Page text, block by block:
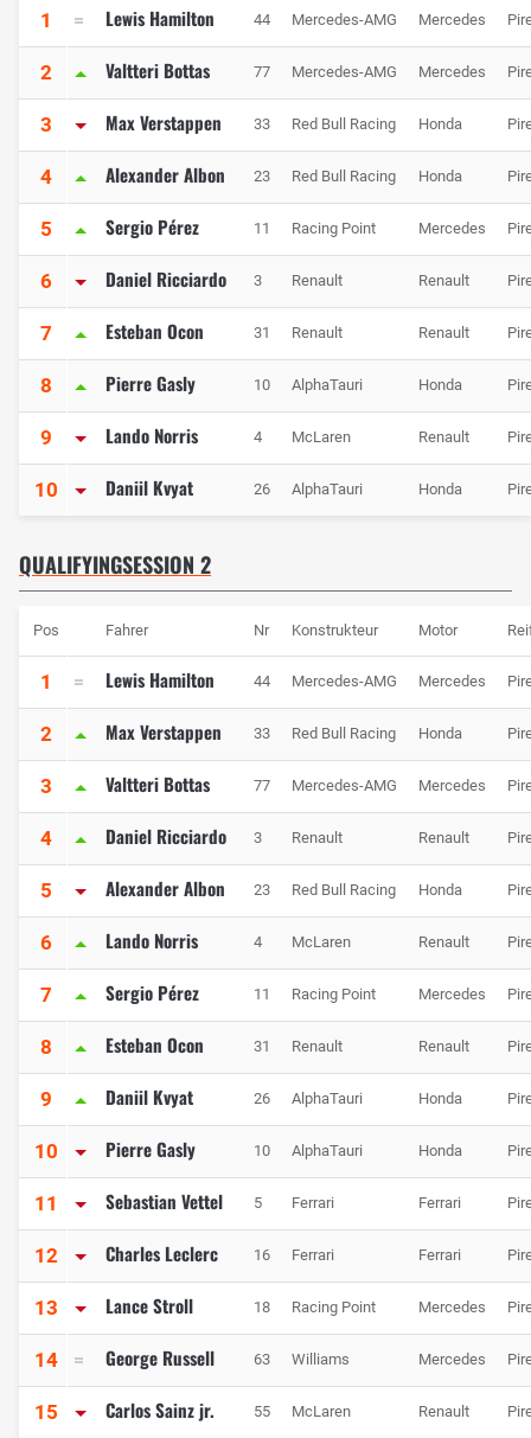
1 Lewis Hamilton 44 Mercedes-AMG Mercedes
2 Valtteri Bottas 77 Mercedes-AMG Mercedes
3 Max Verstappen 33 Red Bull Racing Honda
4 Alexander Albon 23 Red Bull Racing Honda
5 Sergio Pérez 11 Racing Point Mercedes
6 Daniel Ricciardo 3 Renault Renault
7 Esteban Ocon 31 Renault Renault
8 Pierre Gasly 10 AlphaTauri Honda
9 Lando Norris 4 McLaren Renault
10 Daniil Kvyat 26 AlphaTauri Honda
QUALIFYINGSESSION 2
Pos Fahrer Nr Konstrukteur Motor
1 Lewis Hamilton 44 Mercedes-AMG Mercedes
2 Max Verstappen 33 Red Bull Racing Honda
3 Valtteri Bottas 77 Mercedes-AMG Mercedes
4 Daniel Ricciardo 3 Renault Renault
5 Alexander Albon 23 Red Bull Racing Honda
6 Lando Norris 4 McLaren Renault
7 Sergio Pérez 11 Racing Point Mercedes
8 Esteban Ocon 31 Renault Renault
9 Daniil Kvyat 26 AlphaTauri Honda
10 Pierre Gasly 10 AlphaTauri Honda
11 Sebastian Vettel 5 Ferrari Ferrari
12 Charles Leclerc 16 Ferrari Ferrari
13 Lance Stroll 18 Racing Point Mercedes
14 George Russell 63 Williams Mercedes
15 Carlos Sainz jr. 55 McLaren Renault